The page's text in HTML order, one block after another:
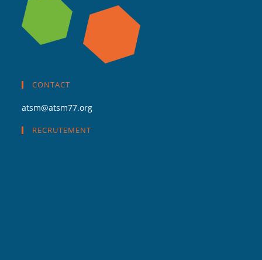
CONTACT
atsm@atsm77.org
RECRUTEMENT